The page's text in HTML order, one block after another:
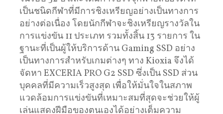
เป็นชนิดกีฬาที่มีการชิงเหรียญอย่างเป็นทางการ
อย่างต่อเนื่อง โดยนักกีฬาจะชิงเหรียญรางวัลใน
การแข่งขัน 11 ประเภท รวมทั้งสิ้น 13 รายการ ใน
ฐานะที่เป็นผู้ให้บริการด้าน Gaming SSD อย่าง
เป็นทางการสำหรับเกมต่างๆ ทาง Kioxia จึงได้
จัดหา EXCERIA PRO G2 SSD ซึ่งเป็น SSD ส่วน
บุคคลที่มีความเร็วสูงสุด เพื่อให้มั่นใจในสภาพ
แวดล้อมการแข่งขันที่เหมาะสมที่สุดจะช่วยให้ผู้
เล่นแสดงฝีมือของตนเองได้อย่างเต็มความ